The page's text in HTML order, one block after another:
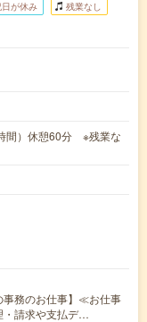
が休み 残業なし
間）休憩60分 ※残業な
事務のお仕事】≪お仕事
・請求や支払デ…